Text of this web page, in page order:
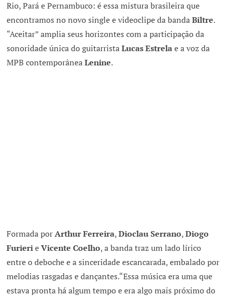
Rio, Pará e Pernambuco: é essa mistura brasileira que
encontramos no novo single e videoclipe da bandaBiltre.
“Aceitar” amplia seus horizontes com a participação da
sonoridade única do guitarristaLucas Estrelae a voz da
MPB contemporâneaLenine.
Formada porArthur Ferreira,Dioclau Serrano,Diogo
FurierieVicente Coelho, a banda traz um lado lírico
entre o deboche e a sinceridade escancarada, embalado por
melodias rasgadas e dançantes.“Essa música era uma que
estava pronta há algum tempo e era algo mais próximo do